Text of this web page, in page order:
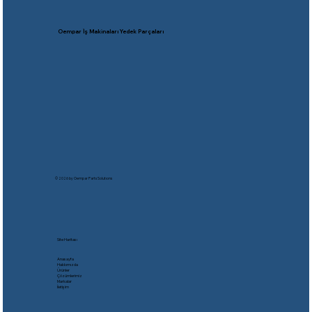
Oempar İş Makinaları Yedek Parçaları
© 2026 by Oempar Parts Solutıons
Site Haritası
Anasayfa
Hakkımızda
Ürünler
Çözümlerimiz
Markalar
İletişim